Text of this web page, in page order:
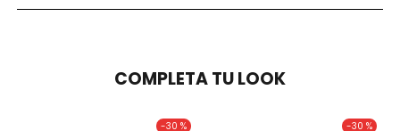
COMPLETA TU LOOK
-30 % -30 %